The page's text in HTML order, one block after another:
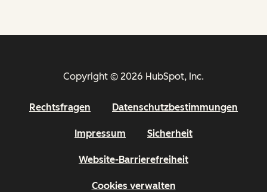
Copyright © 2026 HubSpot, Inc.
Rechtsfragen Datenschutzbestimmungen
Impressum Sicherheit
Website-Barrierefreiheit
Cookies verwalten